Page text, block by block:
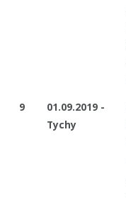
9
01.09.2019 -
Tychy